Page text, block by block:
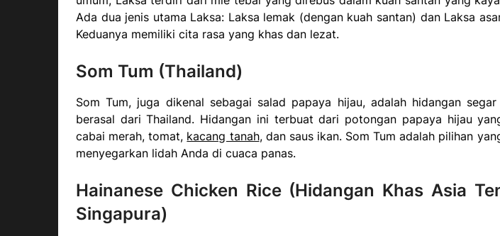
Ada dua jenis utama Laksa: Laksa lemak (dengan kuah santan) dan Laksa
Keduanya memiliki cita rasa yang khas dan lezat.
Som Tum (Thailand)
Som Tum, juga dikenal sebagai salad papaya hijau, adalah hidangan
berasal dari Thailand. Hidangan ini terbuat dari potongan papaya hijau
cabai merah, tomat, kacang tanah, dan saus ikan. Som Tum adalah pilihan
menyegarkan lidah Anda di cuaca panas.
Hainanese Chicken Rice (Hidangan Khas Asia
Singapura)